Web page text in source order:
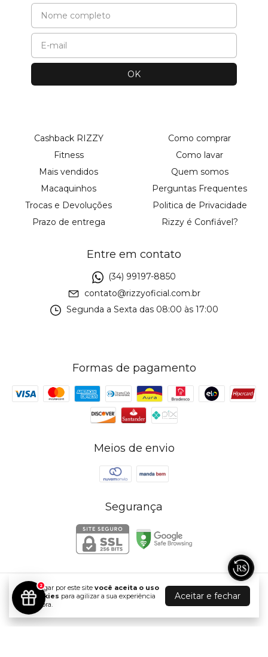
Ao navegar por este site você aceita o uso
de cookies para agilizar a sua experiência
de compra.
Aceitar e fechar
Cashback RIZZY
Fitness
Mais vendidos
Macaquinhos
Trocas e Devoluções
Prazo de entrega
Como comprar
Como lavar
Quem somos
Perguntas Frequentes
Politica de Privacidade
Rizzy é Confiável?
Entre em contato
(34) 99197-8850
contato@rizzyoficial.com.br
Segunda a Sexta das 08:00 às 17:00
Formas de pagamento
Meios de envio
Segurança
RIZZY MODA PRAIA & FITNESS
©2026. RIZZY MODA PRAIA E FITNESS - 43359742000110. Todos os
2